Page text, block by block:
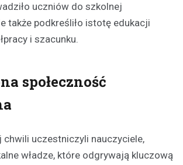
uczniów do szkolnej
także podkreśliło istotę edukacji
i szacunku.
społeczność
uczestniczyli nauczyciele,
władze, które odgrywają kluczową